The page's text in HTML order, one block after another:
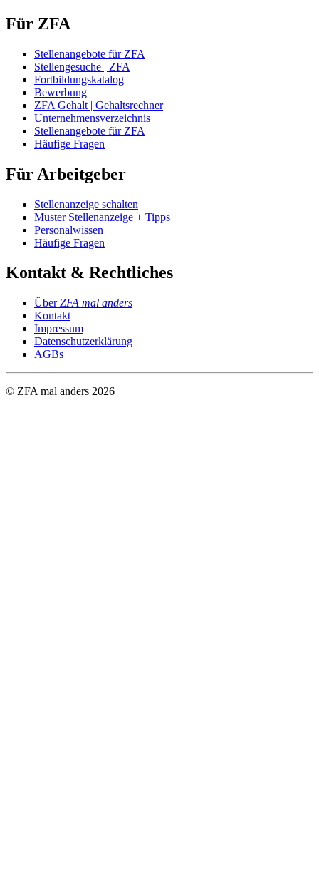
Für ZFA
Stellenangebote für ZFA
Stellengesuche | ZFA
Fortbildungskatalog
Bewerbung
ZFA Gehalt | Gehaltsrechner
Unternehmensverzeichnis
Stellenangebote für ZFA
Häufige Fragen
Für Arbeitgeber
Stellenanzeige schalten
Muster Stellenanzeige + Tipps
Personalwissen
Häufige Fragen
Kontakt & Rechtliches
ÜberZFA mal anders
Kontakt
Impressum
Datenschutzerklärung
AGBs
© ZFA mal anders 2026